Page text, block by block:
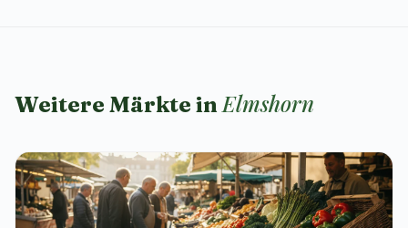
Weitere Märkte inElmshorn